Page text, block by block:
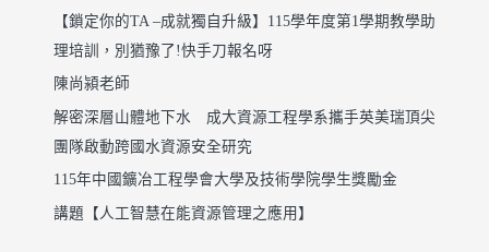
【鎖定你的TA –成就獨自升級】115學年度第1學期教學助
理培訓，別猶豫了!快手刀報名呀
陳尚潁老師
解密深層山體地下水 成大資源工程學系攜手英美瑞頂尖
團隊啟動跨國水資源安全研究
115年中國鑛冶工程學會大學及技術學院學生獎勵金
講題【人工智慧在能資源管理之應用】